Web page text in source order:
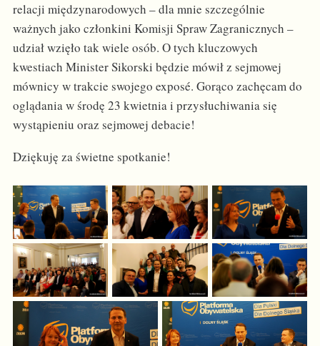
relacji międzynarodowych – dla mnie szczególnie
ważnych jako członkini Komisji Spraw Zagranicznych –
udział wzięło tak wiele osób. O tych kluczowych
kwestiach Minister Sikorski będzie mówił z sejmowej
mównicy w trakcie swojego exposé. Gorąco zachęcam do
oglądania w środę 23 kwietnia i przysłuchiwania się
wystąpieniu oraz sejmowej debacie!
Dziękuję za świetne spotkanie!